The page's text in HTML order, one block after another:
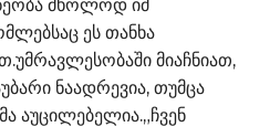
მხოლოდ იმ
ეს თანხა
მიაჩნიათ,
ნაადრევია, თუმცა
აუცილებელია.„ჩვენ